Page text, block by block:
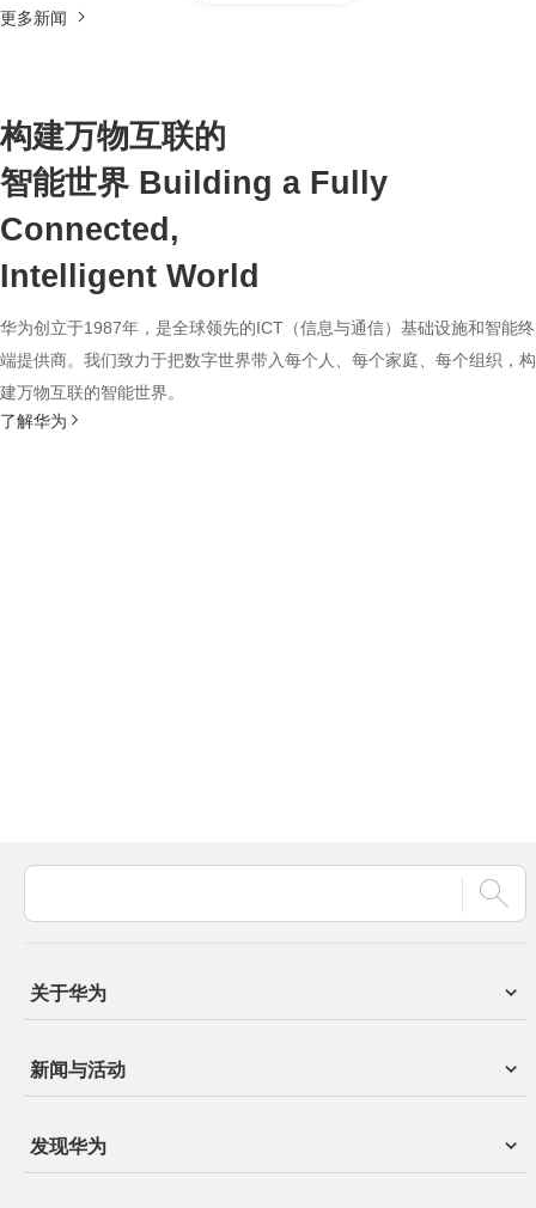
更多新闻
构建万物互联的
智能世界 Building a Fully
Connected,
Intelligent World
华为创立于1987年，是全球领先的ICT（信息与通信）基础设施和智能终
端提供商。我们致力于把数字世界带入每个人、每个家庭、每个组织，构
建万物互联的智能世界。
了解华为
关于华为
新闻与活动
发现华为